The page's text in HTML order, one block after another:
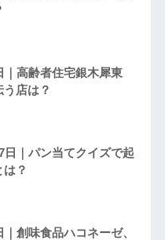
｜高齢者住宅銀木犀東
店は？
日｜パン当てクイズで起
？
創味食品ハコネーゼ、